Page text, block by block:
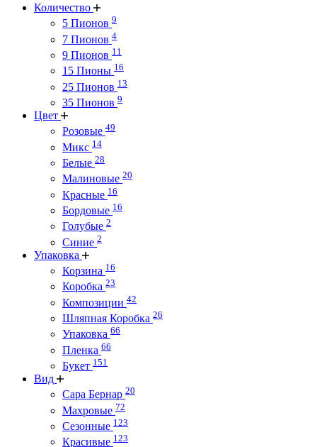
Количество
5 Пионов 9
7 Пионов 4
9 Пионов 11
15 Пионы 16
25 Пионов 13
35 Пионов 9
Цвет
Розовые 49
Микс 14
Белые 28
Малиновые 20
Красные 16
Бордовые 16
Голубые 2
Синие 2
Упаковка
Корзина 16
Коробка 23
Композиции 42
Шляпная Коробка 26
Упаковка 66
Пленка 66
Букет 151
Вид
Сара Бернар 20
Махровые 72
Сезонные 123
Красивые 123